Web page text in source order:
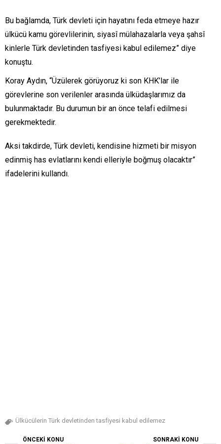
Bu bağlamda, Türk devleti için hayatını feda etmeye hazır
ülkücü kamu görevlilerinin, siyasî mülahazalarla veya şahsî
kinlerle Türk devletinden tasfiyesi kabul edilemez” diye
konuştu.
Koray Aydın, “Üzülerek görüyoruz ki son KHK’lar ile
görevlerine son verilenler arasında ülküdaşlarımız da
bulunmaktadır. Bu durumun bir an önce telafi edilmesi
gerekmektedir.
Aksi takdirde, Türk devleti, kendisine hizmeti bir misyon
edinmiş has evlatlarını kendi elleriyle boğmuş olacaktır”
ifadelerini kullandı.
Ülkücülerin Türk devletinden tasfiyesi kabul edilemez
ÖNCEKİ KONU SONRAKİ KONU